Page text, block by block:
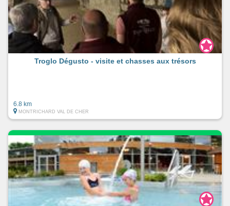
Troglo Dégusto - visite et chasses aux trésors
6.8 km
MONTRICHARD VAL DE CHER